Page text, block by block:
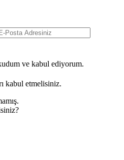
ve kabul ediyorum.
kabul etmelisiniz.